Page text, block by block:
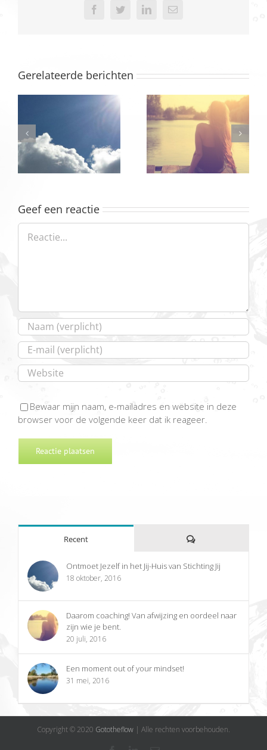
FacebookTwitterLinkedIn
E-
Gerelateerde berichten
Geef een reactie
Reactie
Bewaar mijn naam, e-mailadres en website in deze
browser voor de volgende keer dat ik reageer.
Recent Reacties
Ontmoet Jezelf in het Jij-Huis van Stichting Jij
18 oktober, 2016
Daarom coaching! Van afwijzing en oordeel naar
zijn wie je bent.
20 juli, 2016
Een moment out of your mindset!
31 mei, 2016
Copyright © 2020 Gototheflow | Alle rechten voorbehouden.